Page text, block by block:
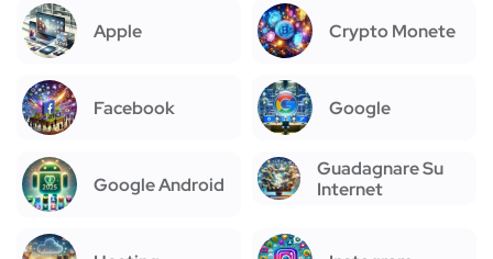
Apple Crypto Monete
Facebook Google
Google Android
Guadagnare Su
Internet